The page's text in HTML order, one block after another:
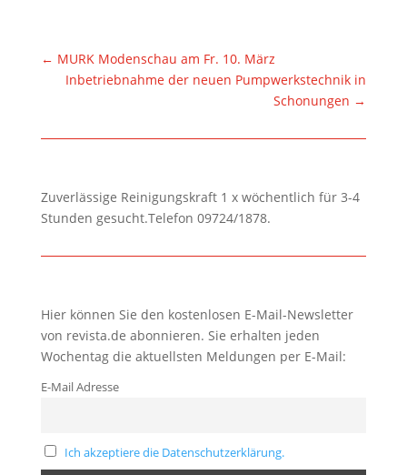
← MURK Modenschau am Fr. 10. März
Inbetriebnahme der neuen Pumpwerkstechnik in
Schonungen →
Zuverlässige Reinigungskraft 1 x wöchentlich für 3-4
Stunden gesucht.Telefon 09724/1878.
Hier können Sie den kostenlosen E-Mail-Newsletter
von revista.de abonnieren. Sie erhalten jeden
Wochentag die aktuellsten Meldungen per E-Mail:
E-Mail Adresse
Ich akzeptiere die Datenschutzerklärung.